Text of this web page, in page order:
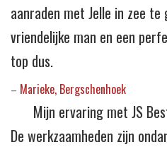
aanraden met Jelle in zee te
vriendelijke man en een
top dus.
– Marieke, Bergschenhoek
Mijn ervaring met JS
De werkzaamheden zijn